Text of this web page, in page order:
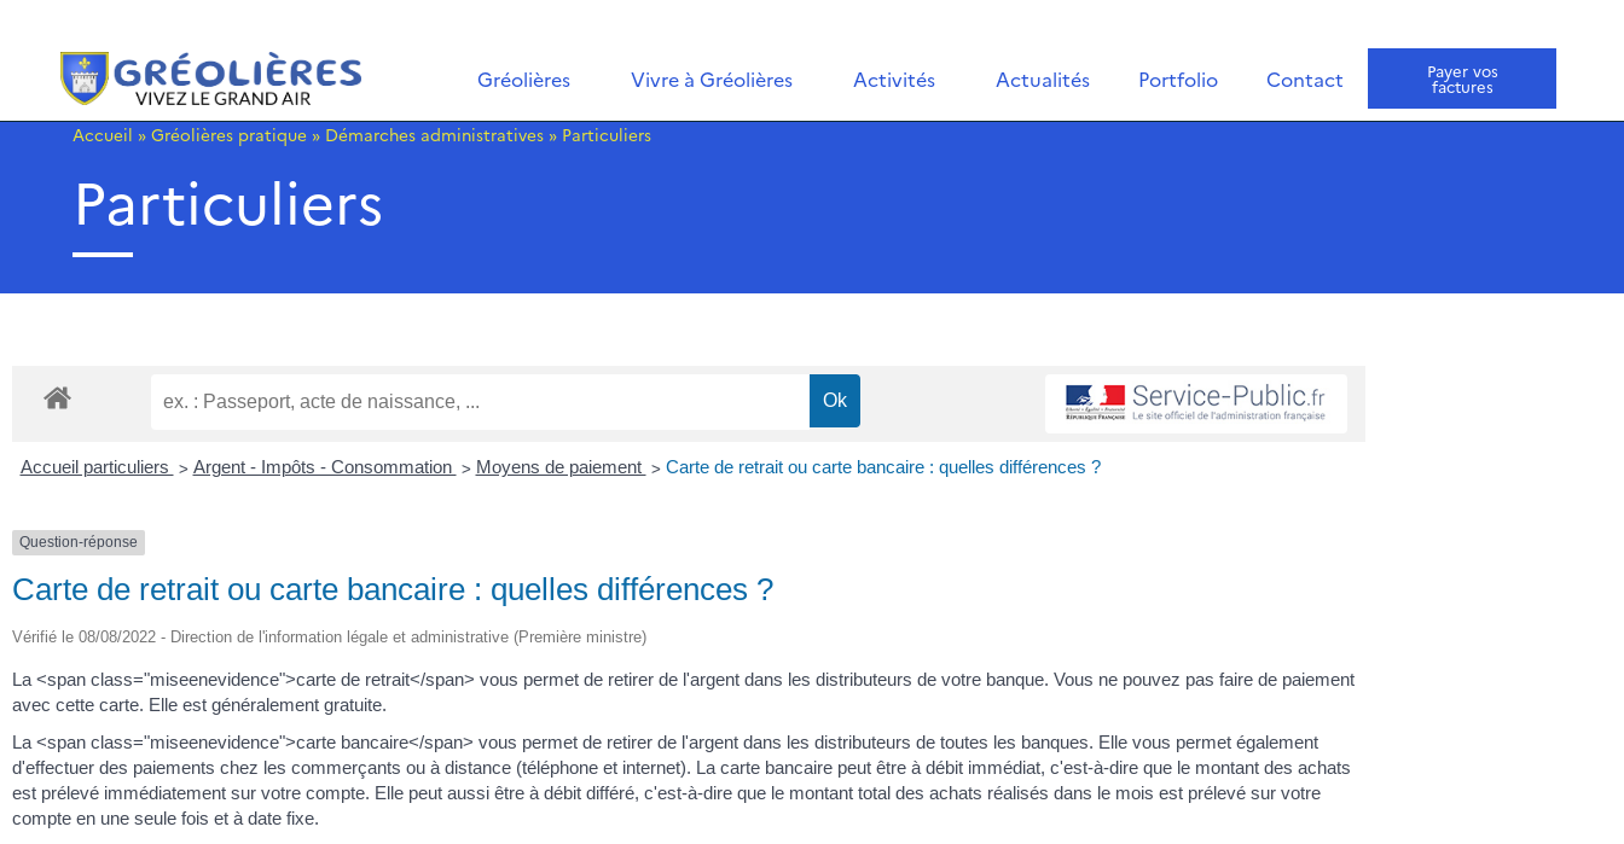
Gréolières Vivre à Gréolières Activités Actualités Portfolio Contact Payer vos
factures
Accueil » Gréolières pratique » Démarches administratives » Particuliers
Particuliers
Accueil particuliers > Argent - Impôts - Consommation > Moyens de paiement > Carte de retrait ou carte bancaire : quelles différences ?
Question-réponse
Carte de retrait ou carte bancaire : quelles différences ?
Vérifié le 08/08/2022 - Direction de l'information légale et administrative (Première ministre)
La <span class="miseenevidence">carte de retrait</span> vous permet de retirer de l'argent dans les distributeurs de votre banque. Vous ne pouvez pas faire de paiement
avec cette carte. Elle est généralement gratuite.
La <span class="miseenevidence">carte bancaire</span> vous permet de retirer de l'argent dans les distributeurs de toutes les banques. Elle vous permet également
d'effectuer des paiements chez les commerçants ou à distance (téléphone et internet). La carte bancaire peut être à débit immédiat, c'est-à-dire que le montant des achats
est prélevé immédiatement sur votre compte. Elle peut aussi être à débit différé, c'est-à-dire que le montant total des achats réalisés dans le mois est prélevé sur votre
compte en une seule fois et à date fixe.